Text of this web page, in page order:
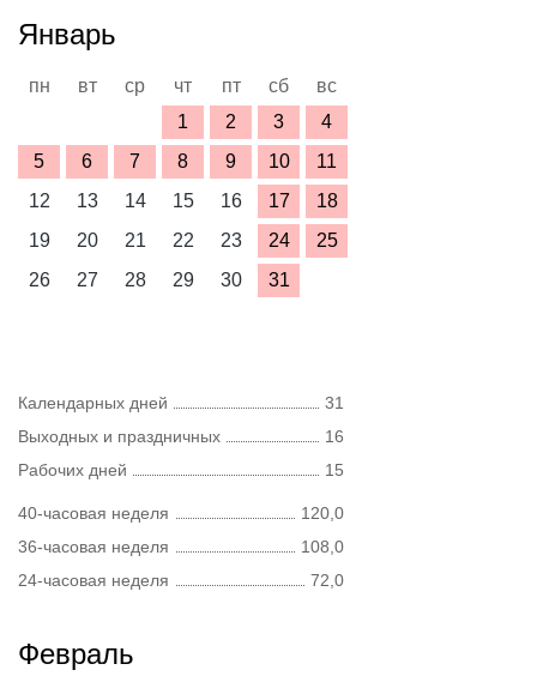
Январь
пн вт ср чт пт сб
вс
1
2 3
4
5
6 7 8 9 10
11
12
13 14 15 16 17
18
19
20 21 22 23 24
25
26
27 28 29 30 31
Календарных дней
31
Выходных и праздничных
16
Рабочих дней
15
40-часовая неделя
120,0
36-часовая неделя
108,0
24-часовая неделя
72,0
Февраль